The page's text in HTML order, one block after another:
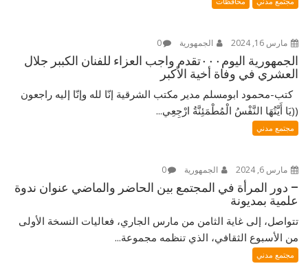
مارس 16, 2024 الجمهورية 0
الجمهورية اليوم٠٠٠تقدم واجب العزاء للفنان الكببر جلال
العشري في وفاة أخية الأكبر
كتب-محمود ابومسلم مدير مكتب الشرقية إنّا لله وإنّا إليه راجعون
((يَا أَيَّتُهَا النَّفْسُ الْمُطْمَئِنَّةُ ارْجِعِي...
مجتمع مدني
مارس 6, 2024 الجمهورية 0
– دور المرأة في المجتمع بين الحاضر والماضي عنوان ندوة
علمية بمديونة
تتواصل، إلى غاية الثامن من مارس الجاري، فعاليات النسخة الأولى
من الأسبوع الثقافي، الذي تنظمه مجموعة...
مجتمع مدني